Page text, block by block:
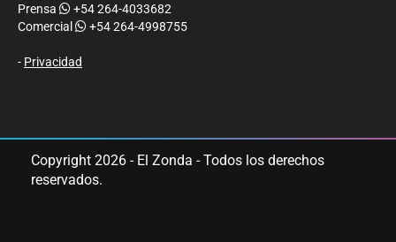
Prensa
+54 264-4033682
Comercial
+54 264-4998755
- Privacidad
Copyright 2026 - El Zonda - Todos los derechos
reservados.